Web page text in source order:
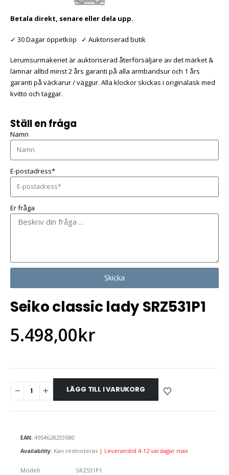
Betala direkt, senare eller dela upp.
✓ 30 Dagar öppetköp ✓ Auktoriserad butik
Lerumsurmakeriet är auktoriserad återförsäljare av det märket &
lämnar alltid minst 2 års garanti på alla armbandsur och 1 års
garanti på väckarur / väggur. Alla klockor skickas i originalask med
kvitto och taggar.
Ställ en fråga
Namn
E-postadress*
Er fråga
Skicka
Seiko classic lady SRZ531P1
5.498,00kr
LÄGG TILL I VARUKORG
EAN: 4954628233080
Availability: Kan restnoteras | Leveranstid 4-12 vardagar max
Modell SRZ531P1